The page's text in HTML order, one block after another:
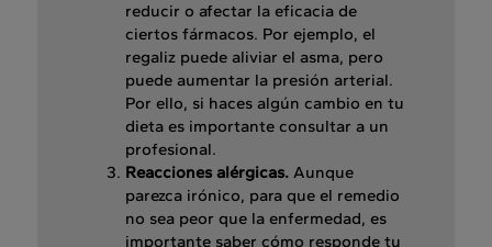
reducir o afectar la eficacia de
ciertos fármacos. Por ejemplo, el
regaliz puede aliviar el asma, pero
puede aumentar la presión arterial.
Por ello, si haces algún cambio en tu
dieta es importante consultar a un
profesional.
Reacciones alérgicas. Aunque
parezca irónico, para que el remedio
no sea peor que la enfermedad, es
importante saber cómo responde tu